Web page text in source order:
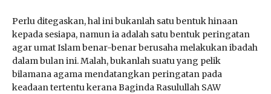
Perlu ditegaskan, hal ini bukanlah satu bentuk hinaan
kepada sesiapa, namun ia adalah satu bentuk peringatan
agar umat Islam benar-benar berusaha melakukan ibadah
dalam bulan ini. Malah, bukanlah suatu yang pelik
bilamana agama mendatangkan peringatan pada
keadaan tertentu kerana Baginda Rasulullah SAW